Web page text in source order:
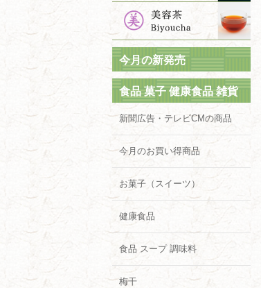
今月の新発売
食品 菓子 健康食品 雑貨
新聞広告・テレビCMの商品
今月のお買い得商品
お菓子（スイーツ）
健康食品
食品 スープ 調味料
梅干